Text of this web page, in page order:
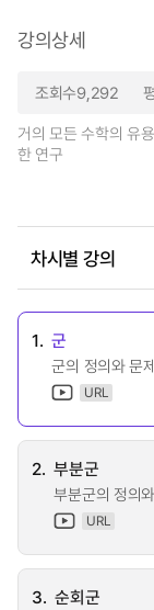
강의상세
조회수9,292
거의 모든 수학의 유
한 연구
차시별 강의
1. 군
군의 정의와 문
URL
2. 부분군
부분군의 정의
URL
3. 순회군